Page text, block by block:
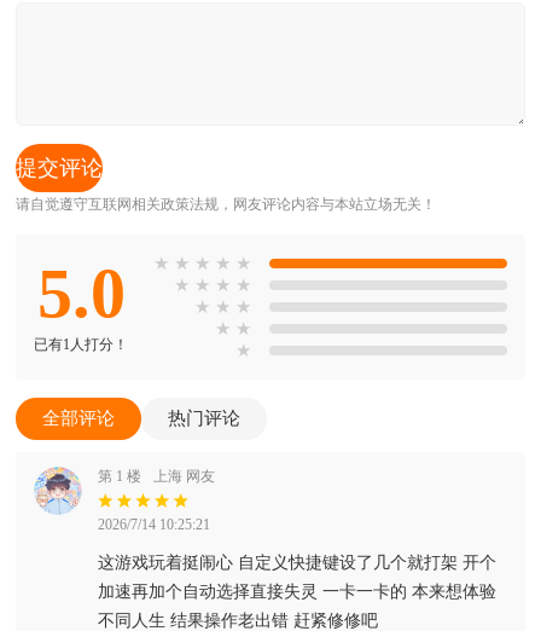
请自觉遵守互联网相关政策法规，网友评论内容与本站立场无关！
5.0
已有1人打分！
★ ★ ★ ★ ★
★ ★ ★ ★
★ ★ ★
★ ★
★
全部评论 热门评论
第 1 楼 上海 网友
2026/7/14 10:25:21
这游戏玩着挺闹心 自定义快捷键设了几个就打架 开个
加速再加个自动选择直接失灵 一卡一卡的 本来想体验
不同人生 结果操作老出错 赶紧修修吧